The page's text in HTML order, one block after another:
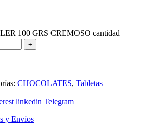
100 GRS CREMOSO cantidad
CHOCOLATES, Tabletas
linkedin Telegram
y Envíos